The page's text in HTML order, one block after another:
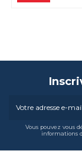
Vous pouvez vous
informations